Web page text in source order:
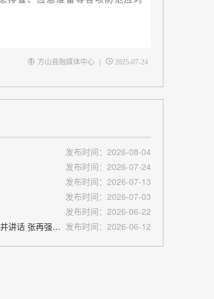
方山县融媒体中心 | 2025-07-24
发布时间：2026-08-04
发布时间：2026-07-24
发布时间：2026-07-13
发布时间：2026-07-03
发布时间：2026-06-22
6.方山县融媒体中心：我县召开进一步压实煤矿安全生产属地责任专题会议 贾永祥主持并讲话 张再强作具体部署 发布时间：2026-06-12